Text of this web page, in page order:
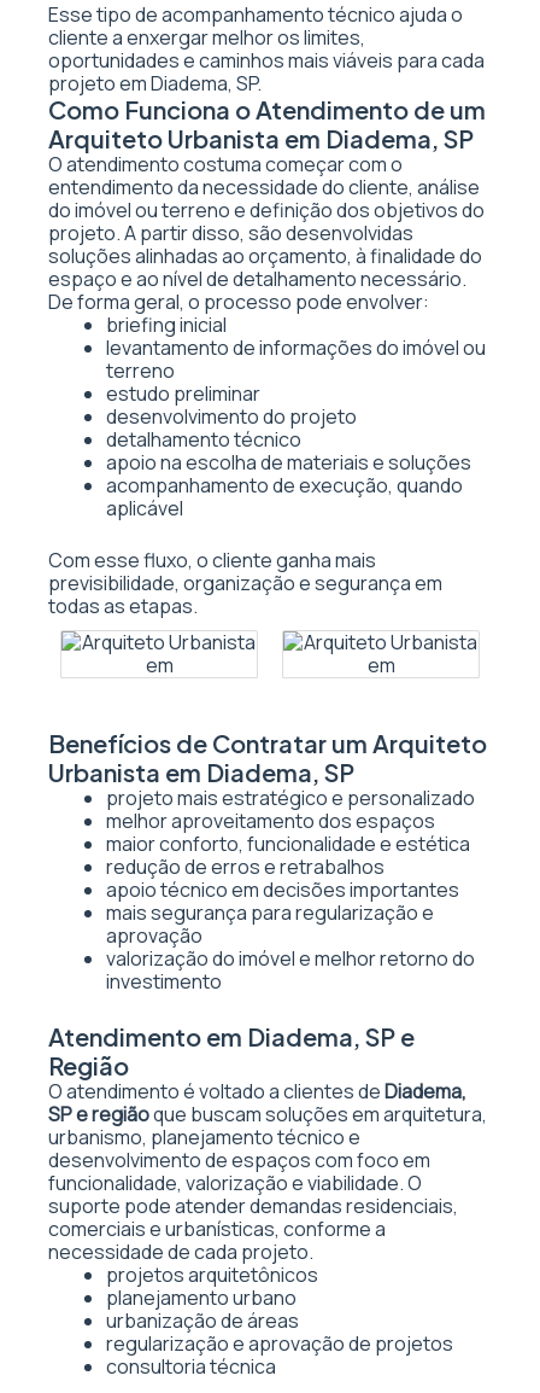
Esse tipo de acompanhamento técnico ajuda o
cliente a enxergar melhor os limites,
oportunidades e caminhos mais viáveis para cada
projeto em Diadema, SP.
Como Funciona o Atendimento de um
Arquiteto Urbanista em Diadema, SP
O atendimento costuma começar com o
entendimento da necessidade do cliente, análise
do imóvel ou terreno e definição dos objetivos do
projeto. A partir disso, são desenvolvidas
soluções alinhadas ao orçamento, à finalidade do
espaço e ao nível de detalhamento necessário.
De forma geral, o processo pode envolver:
briefing inicial
levantamento de informações do imóvel ou
terreno
estudo preliminar
desenvolvimento do projeto
detalhamento técnico
apoio na escolha de materiais e soluções
acompanhamento de execução, quando
aplicável
Com esse fluxo, o cliente ganha mais
previsibilidade, organização e segurança em
todas as etapas.
Benefícios de Contratar um Arquiteto
Urbanista em Diadema, SP
projeto mais estratégico e personalizado
melhor aproveitamento dos espaços
maior conforto, funcionalidade e estética
redução de erros e retrabalhos
apoio técnico em decisões importantes
mais segurança para regularização e
aprovação
valorização do imóvel e melhor retorno do
investimento
Atendimento em Diadema, SP e
Região
O atendimento é voltado a clientes deDiadema,
SP e regiãoque buscam soluções em arquitetura,
urbanismo, planejamento técnico e
desenvolvimento de espaços com foco em
funcionalidade, valorização e viabilidade. O
suporte pode atender demandas residenciais,
comerciais e urbanísticas, conforme a
necessidade de cada projeto.
projetos arquitetônicos
planejamento urbano
urbanização de áreas
regularização e aprovação de projetos
consultoria técnica